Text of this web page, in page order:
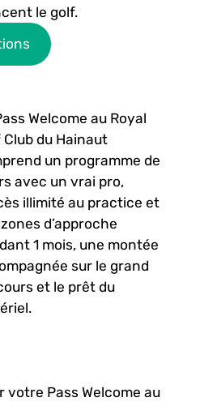
le golf.
Welcome au Royal
Club du Hainaut
un programme de
avec un vrai pro,
illimité au practice et
d’approche
1 mois, une montée
sur le grand
et le prêt du
votre Pass Welcome au